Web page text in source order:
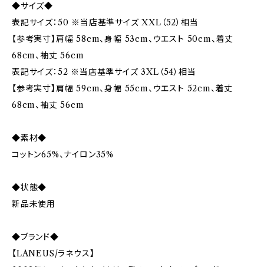
◆サイズ◆
表記サイズ：50 ※当店基準サイズ XXL（52）相当
【参考実寸】肩幅 58cm、身幅 53cm、ウエスト 50cm、着丈
68cm、袖丈 56cm
表記サイズ：52 ※当店基準サイズ 3XL（54）相当
【参考実寸】肩幅 59cm、身幅 55cm、ウエスト 52cm、着丈
68cm、袖丈 56cm
◆素材◆
コットン65%、ナイロン35%
◆状態◆
新品未使用
◆ブランド◆
【LANEUS/ラネウス】